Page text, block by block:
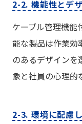
2-2. 機能性とデ
ケーブル管理機能
能な製品は作業効
のあるデザインを
象と社員の心理的
2-3. 環境に配慮